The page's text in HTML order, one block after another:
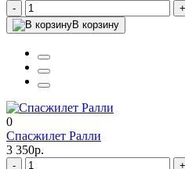
-
+
В корзину
0
Спасжилет Ралли
3 350р.
-
+